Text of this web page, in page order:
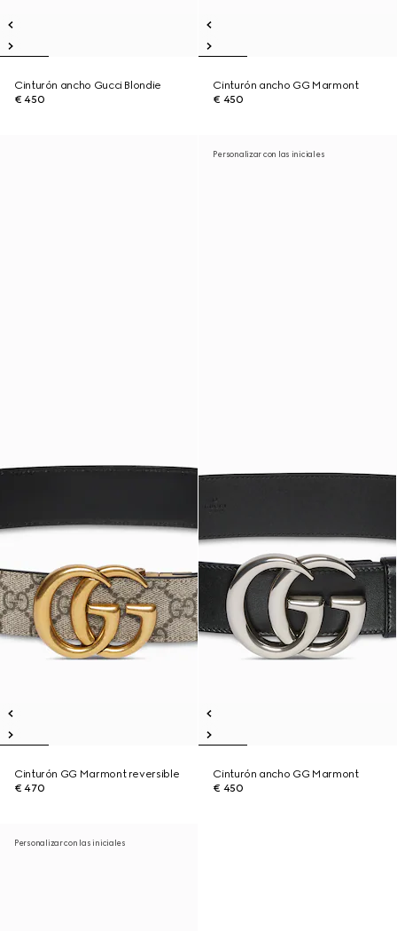
Cinturón ancho Gucci Blondie
€ 450
Cinturón ancho GG Marmont
€ 450
Cinturón GG Marmont reversible
€ 470
Personalizar con las iniciales
Cinturón ancho GG Marmont
€ 450
Personalizar con las iniciales